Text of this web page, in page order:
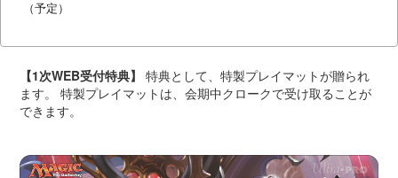
（予定）
【1次WEB受付特典】 特典として、特製プレイマットが贈られ
ます。 特製プレイマットは、会期中クロークで受け取ることが
できます。